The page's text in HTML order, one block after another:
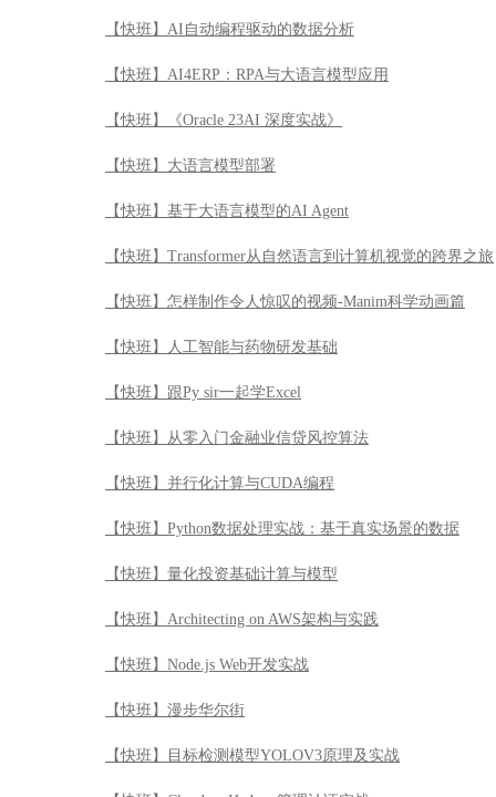
【快班】Transformer从自然语言到计算机视觉的跨界之旅
【快班】怎样制作令人惊叹的视频-Manim科学动画篇
【快班】人工智能与药物研发基础
【快班】跟Py sir一起学Excel
【快班】从零入门金融业信贷风控算法
【快班】并行化计算与CUDA编程
【快班】Python数据处理实战：基于真实场景的数据
【快班】量化投资基础计算与模型
【快班】Architecting on AWS架构与实践
【快班】Node.js Web开发实战
【快班】漫步华尔街
【快班】目标检测模型YOLOV3原理及实战
【快班】Cloudera Hadoop管理认证实战
【快班】【强化学习系列】强化视觉导航技术导引
【快班】PostgreSQL初识与提高
【快班】区块链新时代：技术原理与实操
【快班】Python全栈学习——Python基础及Web开发